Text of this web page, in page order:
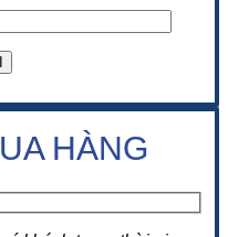
HÀNG